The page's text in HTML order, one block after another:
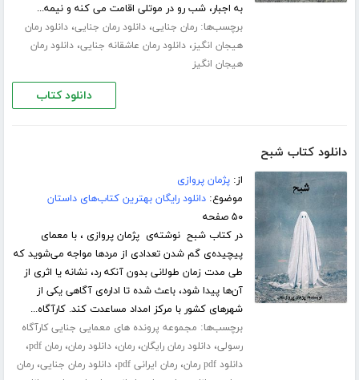
به اجبار، شب رو در موتلی اقامت می کنه و نیمه...
برچسب‌ها:رمان جنایی،دانلود رمان جنایی،دانلود رمان
هیجان انگیز،دانلود رمان عاشقانه جنایی،دانلود رمان
هیجان انگیز
دانلود کتاب
دانلود کتاب شبح
از:پژمان پروازی
موضوع:دانلود رایگان بهترین کتاب‌های داستان
۵۰ صفحه
در کتاب شبح نوشته‌ی پژمان پروازی ، با معمای
پیچیده‌ی گم شدن تعدادی از مردها مواجه می‌شوید که
طی مدت زمان طولانی بدون آنکه رد، نشانه یا اثری از
آن‌ها پیدا شود، باعث شده تا اداره‌ی آگاهی یکی از
شهر‌های کشور با مرکز ا‌مداد مساعدت کند. کارآگاه...
برچسب‌ها: مجموعه پرونده های معمایی جنایی کارآگاه
رسولی،دانلود رمان رایگان،رمان،دانلود رمان،رمان pdf ،
دانلود pdf رمان ،رمان ایرانی pdf ،دانلود رمان جنایی،رمان